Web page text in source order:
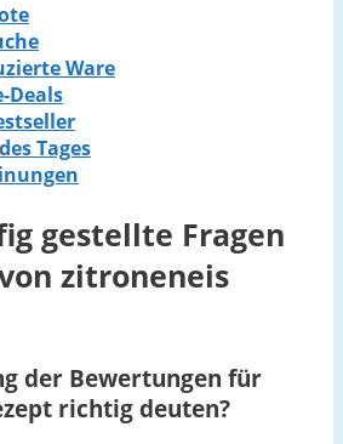
Ware
Deals
Tages
gestellte Fragen
zitroneneis
der Bewertungen für
richtig deuten?